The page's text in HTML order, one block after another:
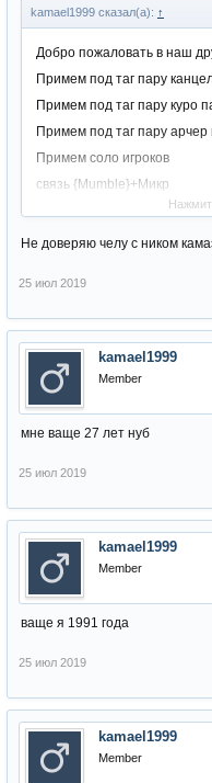
kamael1999 сказал(а): ↑
Добро пожаловать в наш
Примем под таг пару
Примем под таг пару куро
Примем под таг пару арчер
Примем соло игроков
связь {Mumble}+Микр
От нас можно ждать вары
идёт набор кп
ВСЕМ УДАЧНОГО СТАРТ
{Инфа по клану в игре ник
Не доверяю челу с ником
25 июл 2019
kamael1999
Member
мне ваще 27 лет нуб
25 июл 2019
kamael1999
Member
ваще я 1991 года
25 июл 2019
kamael1999
Member